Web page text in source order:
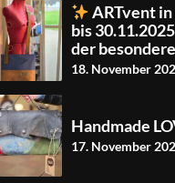
ARTvent
bis
der
18. November
Handmade
17. November